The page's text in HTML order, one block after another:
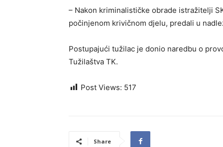
– Nakon kriminalističke obrade istražitelji
počinjenom krivičnom djelu, predali u
Postupajući tužilac je donio naredbu o
Tužilaštva TK.
Post Views: 517
Share